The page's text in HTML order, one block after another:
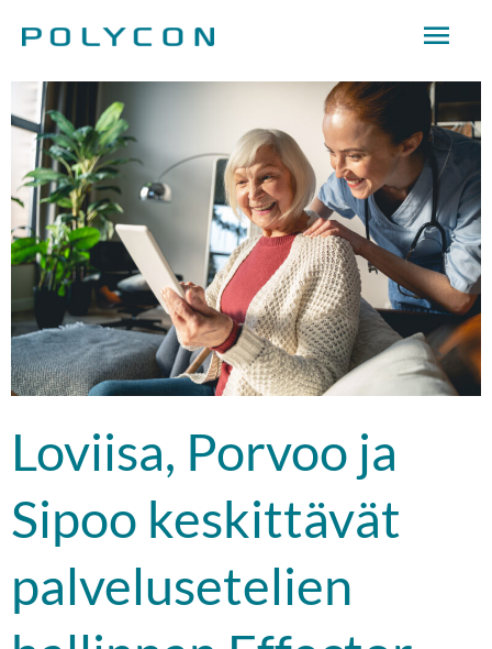
Loviisa, Porvoo ja
Sipoo keskittävät
palvelusetelien